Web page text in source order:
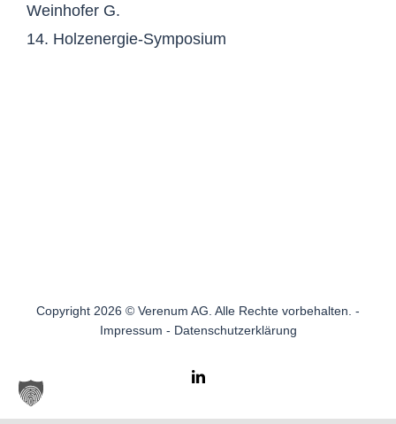
14. Holzenergie-Symposium
Weinhofer G.
Copyright 2026 © Verenum AG. Alle Rechte vorbehalten. -
Impressum - Datenschutzerklärung